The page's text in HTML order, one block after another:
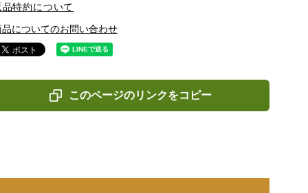
品特約について
品についてのお問い合わせ
このページのリンクをコピー